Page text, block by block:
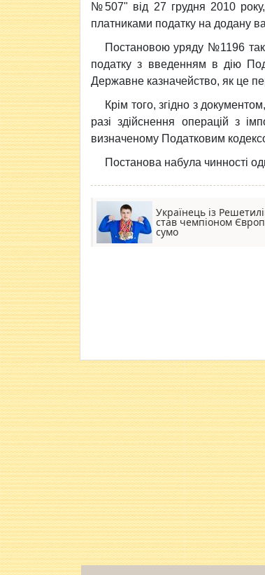
№507" від 27 грудня 2010
платниками податку на додану
Постановою уряду №1196
податку з введенням в дію
Державне казначейство, як це
Крім того, згідно з
разі здійснення операцій з
визначеному Податковим
Постанова набула чинності
Українець із
став чемпіоном
сумо